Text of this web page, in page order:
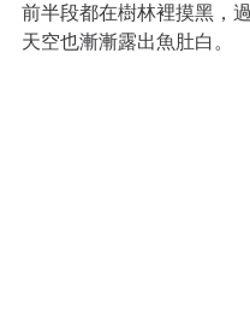
前半段都在樹林裡摸黑，
天空也漸漸露出魚肚白。